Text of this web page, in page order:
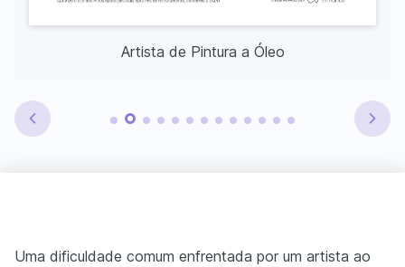
Artista de Pintura a Óleo
Uma dificuldade comum enfrentada por um artista ao